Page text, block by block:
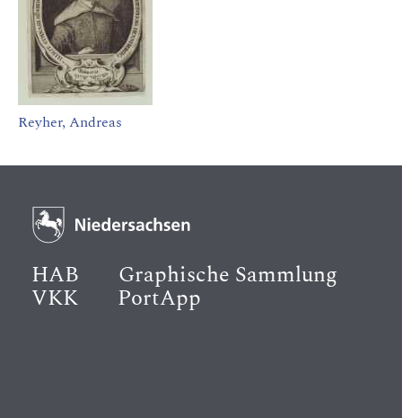
Reyher, Andreas
HAB Graphische Sammlung
VKK PortApp